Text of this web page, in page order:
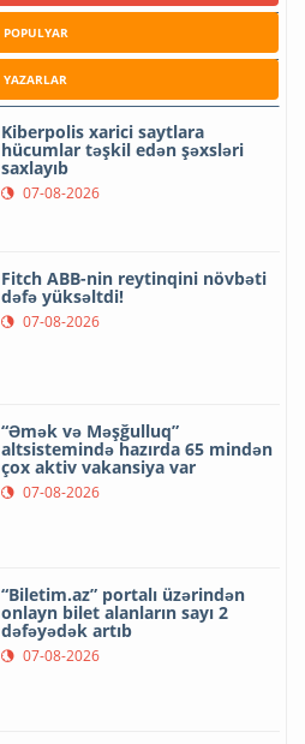
POPULYAR
YAZARLAR
Kiberpolis xarici saytlara
hücumlar təşkil edən şəxsləri
saxlayıb
07-08-2026
Fitch ABB-nin reytinqini növbəti
dəfə yüksəltdi!
07-08-2026
“Əmək və Məşğulluq”
altsistemində hazırda 65 mindən
çox aktiv vakansiya var
07-08-2026
“Biletim.az” portalı üzərindən
onlayn bilet alanların sayı 2
dəfəyədək artıb
07-08-2026